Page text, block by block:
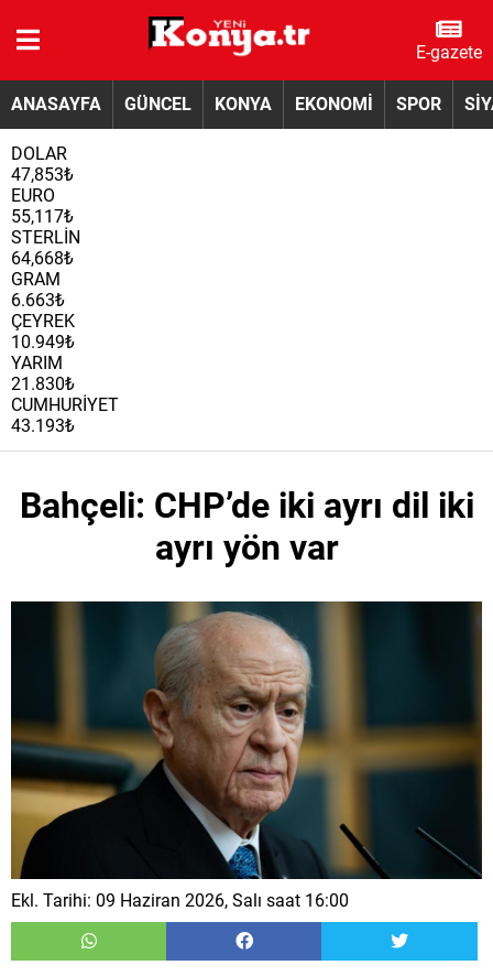
E-gazete
ANASAYFA GÜNCEL KONYA EKONOMİ SPOR
DOLAR
47,853₺
EURO
55,117₺
STERLİN
64,668₺
GRAM
6.663₺
ÇEYREK
10.949₺
YARIM
21.830₺
CUMHURİYET
43.193₺
Bahçeli: CHP’de iki ayrı dil iki
ayrı yön var
Ekl. Tarihi: 09 Haziran 2026, Salı saat 16:00